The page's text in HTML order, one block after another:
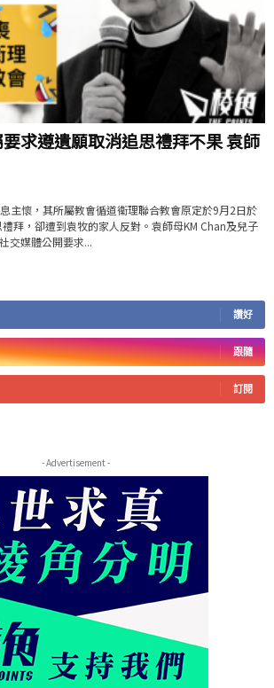
求遵遺願取消追思禮拜不果 袁師
主懷，其所屬教會循道衞理聯合教會原定於9月2日於
拜，卻遭到袁牧的家人反對。袁師母KM Chan及兒子
交媒體公開要求...
讚好
跟隨
訂閱
- Advertisement -